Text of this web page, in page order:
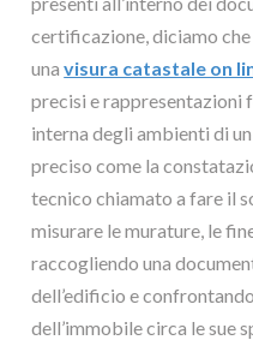
certificazione, diciamo
unavisura catastale on
precisi e rappresentazioni
interna degli ambienti di
preciso come la
tecnico chiamato a fare il
misurare le murature, le
raccogliendo una
dell’edificio e
dell’immobile circa le sue